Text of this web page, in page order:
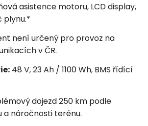
asistence motoru, LCD display,
plynu.*
není určený pro provoz na
v ČR.
48 V, 23 Ah / 1100 Wh, BMS řídící
dojezd 250 km podle
a náročnosti terénu.